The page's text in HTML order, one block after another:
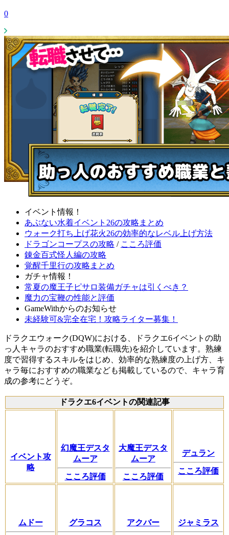
0
イベント情報！
あぶない水着イベント26の攻略まとめ
ウォーク打ち上げ花火26の効率的なレベル上げ方法
ドラゴンコープスの攻略 / こころ評価
錬金百式怪人編の攻略
覚醒千里行の攻略まとめ
ガチャ情報！
常夏の魔王子ピサロ装備ガチャは引くべき？
魔力の宝鞭の性能と評価
GameWithからのお知らせ
未経験可&完全在宅！攻略ライター募集！
ドラクエウォーク(DQW)における、ドラクエ6イベントの助
っ人キャラのおすすめ職業(転職先)を紹介しています。熟練
度で習得するスキルをはじめ、効率的な熟練度の上げ方、キ
ャラ毎におすすめの職業なども掲載しているので、キャラ育
成の参考にどうぞ。
ドラクエ6イベントの関連記事
イベント攻
略
幻魔王デスタ
ムーア
こころ評価
大魔王デスタ
ムーア
こころ評価
デュラン
こころ評価
ムドー グラコス アクバー ジャミラス